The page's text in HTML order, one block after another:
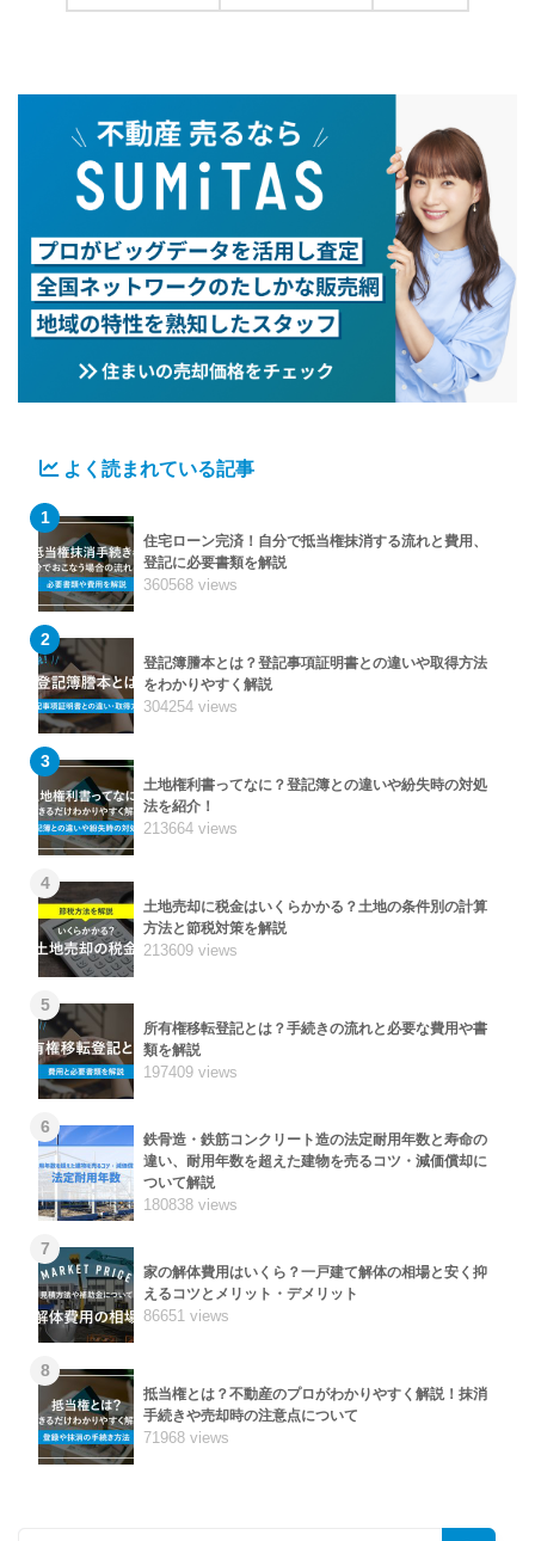
よく読まれている記事
1
住宅ローン完済！自分で抵当権抹消する流れと費用、
登記に必要書類を解説
360568 views
2
登記簿謄本とは？登記事項証明書との違いや取得方法
をわかりやすく解説
304254 views
3
土地権利書ってなに？登記簿との違いや紛失時の対処
法を紹介！
213664 views
4
土地売却に税金はいくらかかる？土地の条件別の計算
方法と節税対策を解説
213609 views
5
所有権移転登記とは？手続きの流れと必要な費用や書
類を解説
197409 views
6
鉄骨造・鉄筋コンクリート造の法定耐用年数と寿命の
違い、耐用年数を超えた建物を売るコツ・減価償却に
ついて解説
180838 views
7
家の解体費用はいくら？一戸建て解体の相場と安く抑
えるコツとメリット・デメリット
86651 views
8
抵当権とは？不動産のプロがわかりやすく解説！抹消
手続きや売却時の注意点について
71968 views